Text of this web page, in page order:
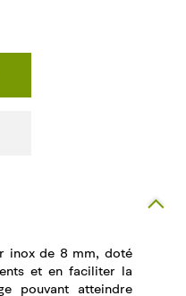
inox de 8 mm, doté
et en faciliter la
pouvant atteindre